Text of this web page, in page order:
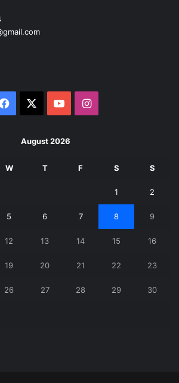
Facebook YouTubeInstagram
August 2026
W T F S S
1 2
5 6 7 8 9
12 13 14 15 16
19 20 21 22 23
26 27 28 29 30